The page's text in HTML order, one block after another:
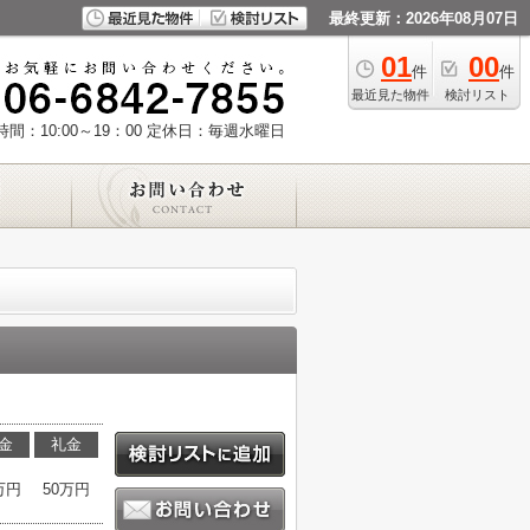
最終更新：2026年08月07日
01件
最近見た物件
00件
検討リスト
間：10:00～19：00 定休日：毎週水曜日
円
礼金
50万円